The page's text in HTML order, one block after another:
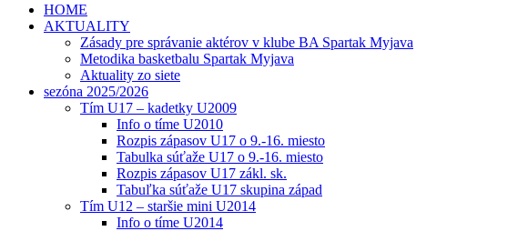
HOME
AKTUALITY
Zásady pre správanie aktérov v klube BA Spartak Myjava
Metodika basketbalu Spartak Myjava
Aktuality zo siete
sezóna 2025/2026
Tím U17 – kadetky U2009
Info o tíme U2010
Rozpis zápasov U17 o 9.-16. miesto
Tabulka súťaže U17 o 9.-16. miesto
Rozpis zápasov U17 zákl. sk.
Tabuľka súťaže U17 skupina západ
Tím U12 – staršie mini U2014
Info o tíme U2014